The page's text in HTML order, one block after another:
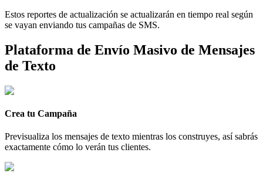
Estos reportes de actualización se actualizarán en tiempo real según
se vayan enviando tus campañas de SMS.
Plataforma de Envío Masivo de Mensajes
de Texto
Crea tu Campaña
Previsualiza los mensajes de texto mientras los construyes, así sabrás
exactamente cómo lo verán tus clientes.